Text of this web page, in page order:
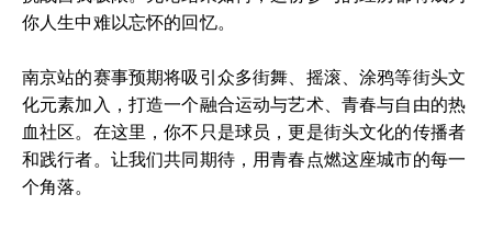
你人生中难以忘怀的回忆。
南京站的赛事预期将吸引众多街舞、摇滚、涂鸦等街头文
化元素加入，打造一个融合运动与艺术、青春与自由的热
血社区。在这里，你不只是球员，更是街头文化的传播者
和践行者。让我们共同期待，用青春点燃这座城市的每一
个角落。